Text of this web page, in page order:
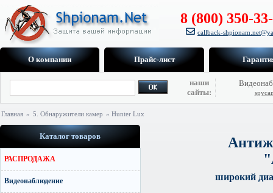
8 (800) 350-
callback-
О компании Прайс-лист
наши
сайты:
Главная » 5. Обнаружители камер » Hunter Lux
Каталог товаров
РАСПРОДАЖА
Видеонаблюдение широкий